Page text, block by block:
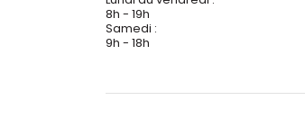
8h - 19h
Samedi :
9h - 18h